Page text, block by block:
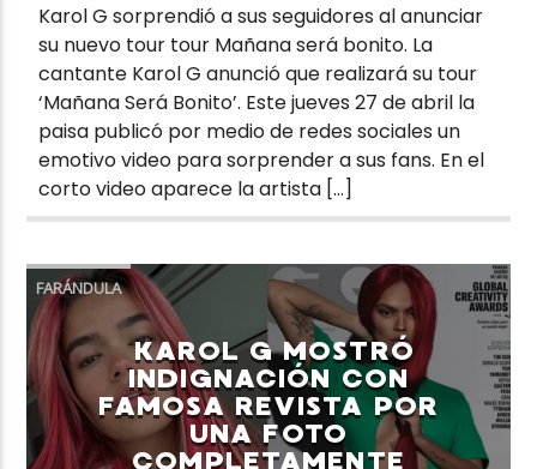
Karol G sorprendió a sus seguidores al anunciar
su nuevo tour tour Mañana será bonito. La
cantante Karol G anunció que realizará su tour
‘Mañana Será Bonito’. Este jueves 27 de abril la
paisa publicó por medio de redes sociales un
emotivo video para sorprender a sus fans. En el
corto video aparece la artista […]
FARÁNDULA
KAROL G MOSTRÓ
INDIGNACIÓN CON
FAMOSA REVISTA POR
UNA FOTO
COMPLETAMENTE